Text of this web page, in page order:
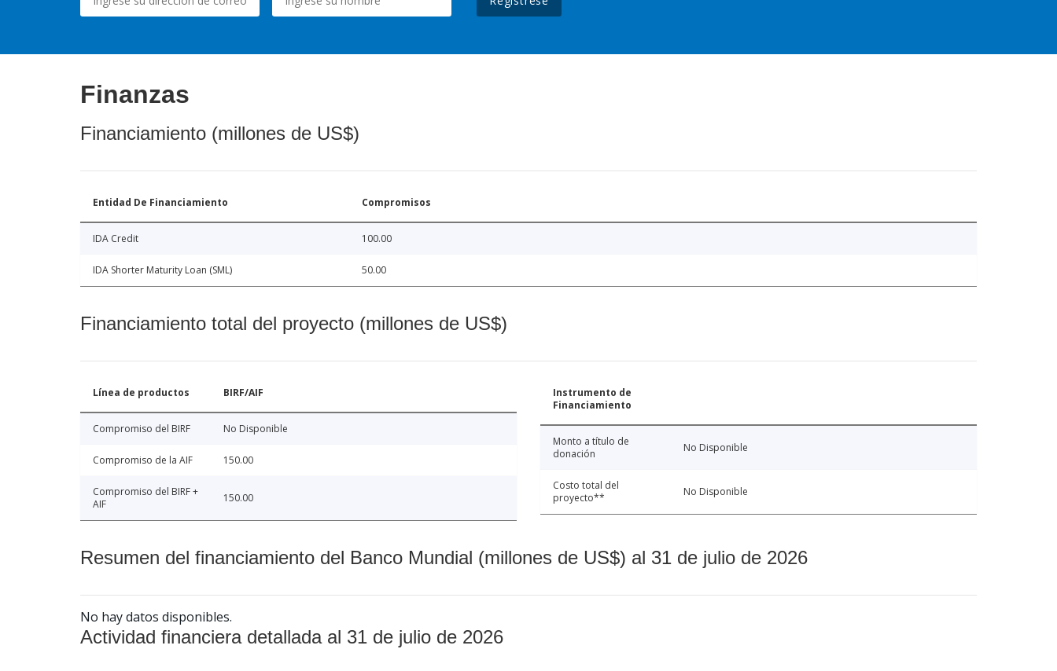
Finanzas
Financiamiento (millones de US$)
Entidad De Financiamiento Compromisos
IDA Credit 100.00
IDA Shorter Maturity Loan (SML) 50.00
Financiamiento total del proyecto (millones de US$)
Línea de productos BIRF/AIF
Compromiso del BIRF No Disponible
Compromiso de la AIF 150.00
Compromiso del BIRF +
AIF
150.00
Instrumento de
Financiamiento
Monto a título de
donación
No Disponible
Costo total del
proyecto**
No Disponible
Resumen del financiamiento del Banco Mundial (millones de US$) al 31 de julio de 2026
No hay datos disponibles.
Actividad financiera detallada al 31 de julio de 2026